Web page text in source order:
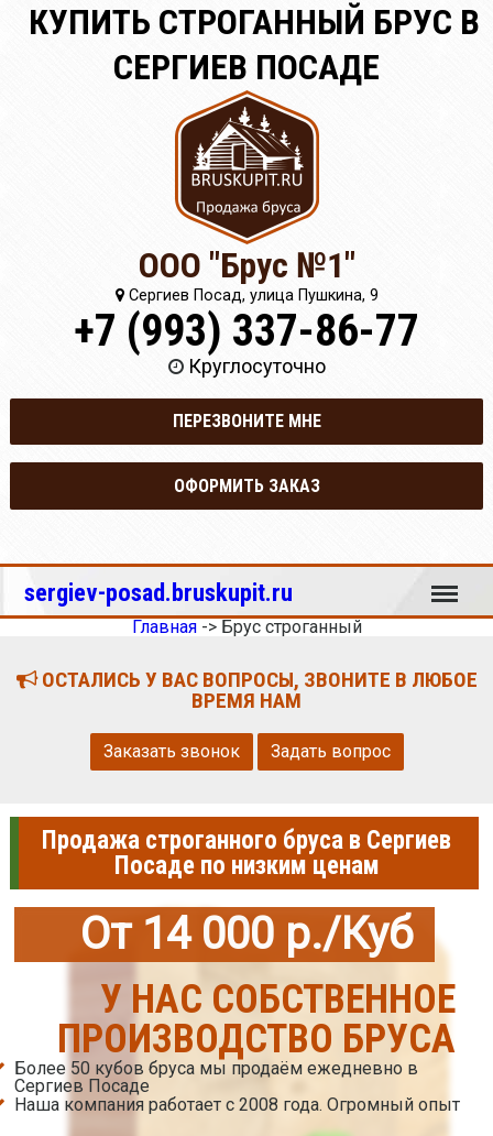
КУПИТЬ СТРОГАННЫЙ БРУС В
СЕРГИЕВ ПОСАДЕ
ООО "Брус №1"
Сергиев Посад, улица Пушкина, 9
+7 (993) 337-86-77
Круглосуточно
ПЕРЕЗВОНИТЕ МНЕ
ОФОРМИТЬ ЗАКАЗ
sergiev-posad.bruskupit.ru Меню
Главная-> Брус строганный
ОСТАЛИСЬ У ВАС ВОПРОСЫ, ЗВОНИТЕ В ЛЮБОЕ
ВРЕМЯ НАМ
Заказать звонок Задать вопрос
Продажа строганного бруса в Сергиев
Посаде по низким ценам
От 14 000 р./Куб
У НАС СОБСТВЕННОЕ
ПРОИЗВОДСТВО БРУСА
Более 50 кубов бруса мы продаём ежедневно в
Сергиев Посаде
Наша компания работает с 2008 года. Огромный опыт